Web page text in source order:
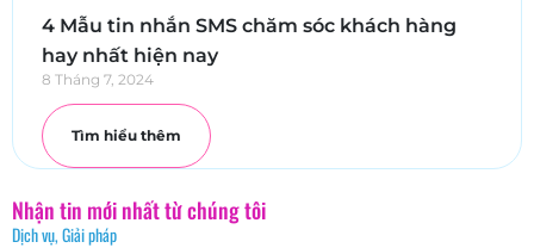
4 Mẫu tin nhắn SMS chăm sóc khách hàng
hay nhất hiện nay
8 Tháng 7, 2024
Tìm hiểu thêm
Nhận tin mới nhất từ chúng tôi
Dịch vụ, Giải pháp